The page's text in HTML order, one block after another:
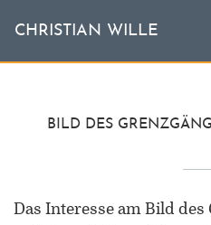
Aktuell
Themen
L'invité
CHRISTIAN WILLE
BILD DES
Das Interesse am Bild